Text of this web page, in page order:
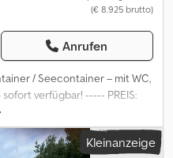
(€ 8.925 brutto)
Anrufen
/ Seecontainer – mit WC,
verfügbar! ----- PREIS:
----- KURZ & KNACKIG: ✅
✅ Voll ausgestattet:
✅ Sofort lieferbar – nur 2
Kleinanzeige